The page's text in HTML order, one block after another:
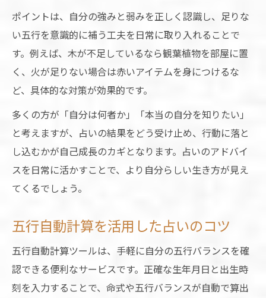
ポイントは、自分の強みと弱みを正しく認識し、足りな
い五行を意識的に補う工夫を日常に取り入れることで
す。例えば、木が不足しているなら観葉植物を部屋に置
く、火が足りない場合は赤いアイテムを身につけるな
ど、具体的な対策が効果的です。
多くの方が「自分は何者か」「本当の自分を知りたい」
と考えますが、占いの結果をどう受け止め、行動に落と
し込むかが自己成長のカギとなります。占いのアドバイ
スを日常に活かすことで、より自分らしい生き方が見え
てくるでしょう。
五行自動計算を活用した占いのコツ
五行自動計算ツールは、手軽に自分の五行バランスを確
認できる便利なサービスです。正確な生年月日と出生時
刻を入力することで、命式や五行バランスが自動で算出